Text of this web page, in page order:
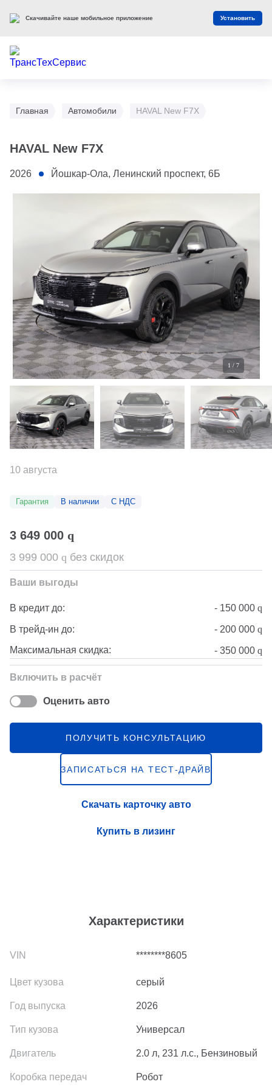
Главная Автомобили HAVAL New F7X
HAVAL New F7X
2026 Йошкар-Ола, Ленинский проспект, 6Б
1 / 7
Характеристики
********8605
серый
2026
Универсал
2.0 л, 231 л.с., Бензиновый
Робот
10 августа
Гарантия В наличии С НДС
3 649 000 q
3 999 000 q без скидок
Ваши выгоды
В кредит до: - 150 000 q
В трейд-ин до: - 200 000 q
Максимальная скидка: - 350 000 q
Включить в расчёт
Оценить авто
ПОЛУЧИТЬ КОНСУЛЬТАЦИЮ
ЗАПИСАТЬСЯ НА ТЕСТ-ДРАЙВ
Скачать карточку авто
Купить в лизинг
Скачивайте наше мобильное приложение Установить